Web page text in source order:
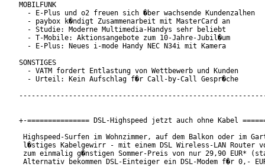
MOBILFUNK
  - E-Plus und o2 freuen sich �ber wachsende Kundenzalhen
  - paybox k�ndigt Zusammenarbeit mit MasterCard an
  - Studie: Moderne Multimedia-Handys sehr beliebt
  - T-Mobile: Aktionsangebote zum 10-Jahre-Jubil�um
  - E-Plus: Neues i-mode Handy NEC N34i mit Kamera
SONSTIGES
  - VATM fordert Entlastung von Wettbewerb und Kunden
  - Urteil: Kein Aufschlag f�r Call-by-Call Gespr�che
+-=============== DSL-Highspeed jetzt auch ohne Kabel
Highspeed-Surfen im Wohnzimmer, auf dem Balkon oder im
l�stiges Kabelgewirr - mit einem DSL Wireless-LAN Router
zum einmalig g�nstigen Sommer-Preis von nur 29,90 EUR*
Alternativ bekommen DSL-Einteiger ein DSL-Modem f�r 0,-